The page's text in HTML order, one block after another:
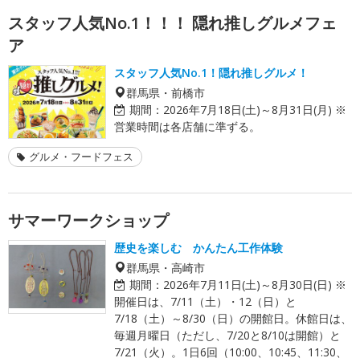
スタッフ人気No.1！！！ 隠れ推しグルメフェ
ア
スタッフ人気No.1！隠れ推しグルメ！
群馬県・前橋市
期間： 2026年7月18日(土)～8月31日(月) ※
営業時間は各店舗に準ずる。
グルメ・フードフェス
サマーワークショップ
歴史を楽しむ かんたん工作体験
群馬県・高崎市
期間： 2026年7月11日(土)～8月30日(日) ※
開催日は、7/11（土）・12（日）と
7/18（土）～8/30（日）の開館日。休館日は、
毎週月曜日（ただし、7/20と8/10は開館）と
7/21（火）。1日6回（10:00、10:45、11:30、